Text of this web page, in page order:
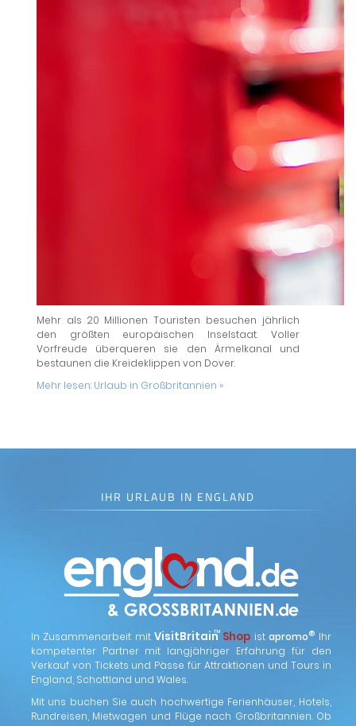
Mehr als 20 Millionen Touristen besuchen jährlich
den größten europäischen Inselstaat. Voller
Vorfreude überqueren sie den Ärmelkanal und
bestaunen die Kreideklippen von Dover.
Mehr lesen: Urlaub in Großbritannien »
IHR URLAUB IN ENGLAND
In Zusammenarbeit mitVisitBritain
™ Shop istapromo® Ihr
kompetenter Partner mit langjähriger Erfahrung für den
Verkauf von Tickets und Pässe für Attraktionen und Tours in
England, Schottland und Wales.
Mit uns buchen Sie auch hochwertige Ferienhäuser, Hotels,
Rundreisen, Mietwagen und Flüge nach Großbritannien. Ob